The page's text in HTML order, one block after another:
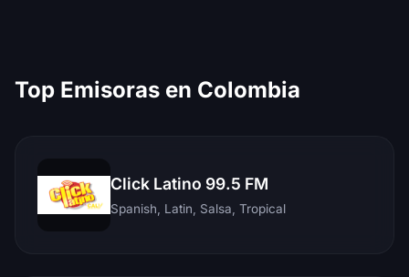
Top Emisoras en Colombia
Click Latino 99.5 FM
Spanish, Latin, Salsa, Tropical